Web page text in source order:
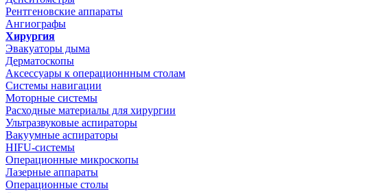
Рентгеновские аппараты
Ангиографы
Хирургия
Эвакуаторы дыма
Дерматоскопы
Аксессуары к операционнным столам
Системы навигации
Моторные системы
Расходные материалы для хирургии
Ультразвуковые аспираторы
Вакуумные аспираторы
HIFU-системы
Операционные микроскопы
Лазерные аппараты
Операционные столы